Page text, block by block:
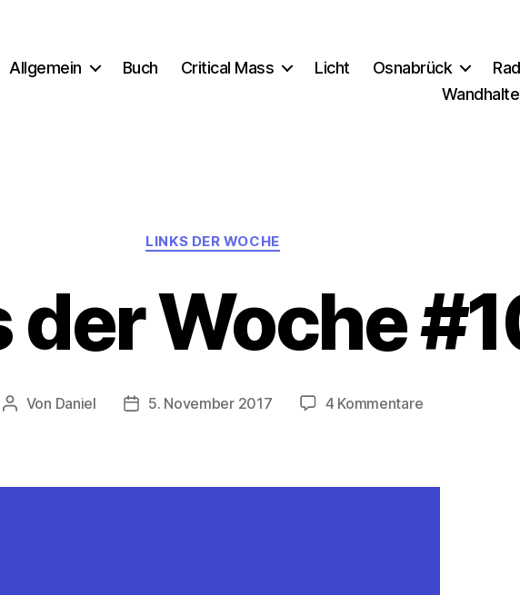
Allgemein Buch Critical Mass Licht Osnabrück
Kategorien
LINKS DER WOCHE
der Woche
Beitragsautor
Von Daniel Beitragsdatum
5. November 2017 4 Kommentarezu
#108